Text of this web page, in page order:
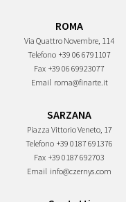
ROMA
Via Quattro Novembre, 114
Telefono +39 06 6791107
Fax +39 06 69923077
Email roma@finarte.it
SARZANA
Piazza Vittorio Veneto, 17
Telefono +39 0187 691376
Fax +39 0187 692703
Email info@czernys.com